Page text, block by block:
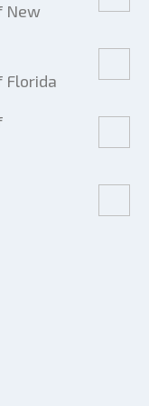
New
Florida